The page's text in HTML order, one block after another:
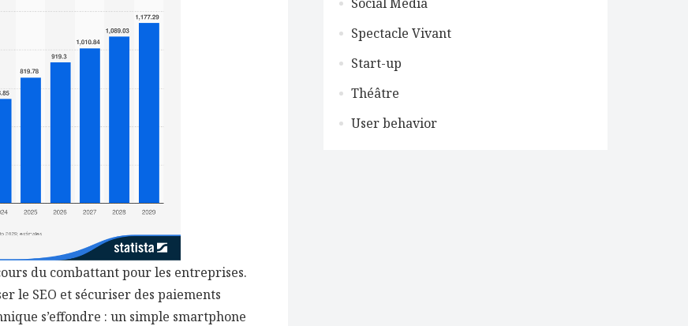
du combattant pour les entreprises.
SEO et sécuriser des paiements
s’effondre : un simple smartphone
Spectacle Vivant
Start-up
Théâtre
User behavior